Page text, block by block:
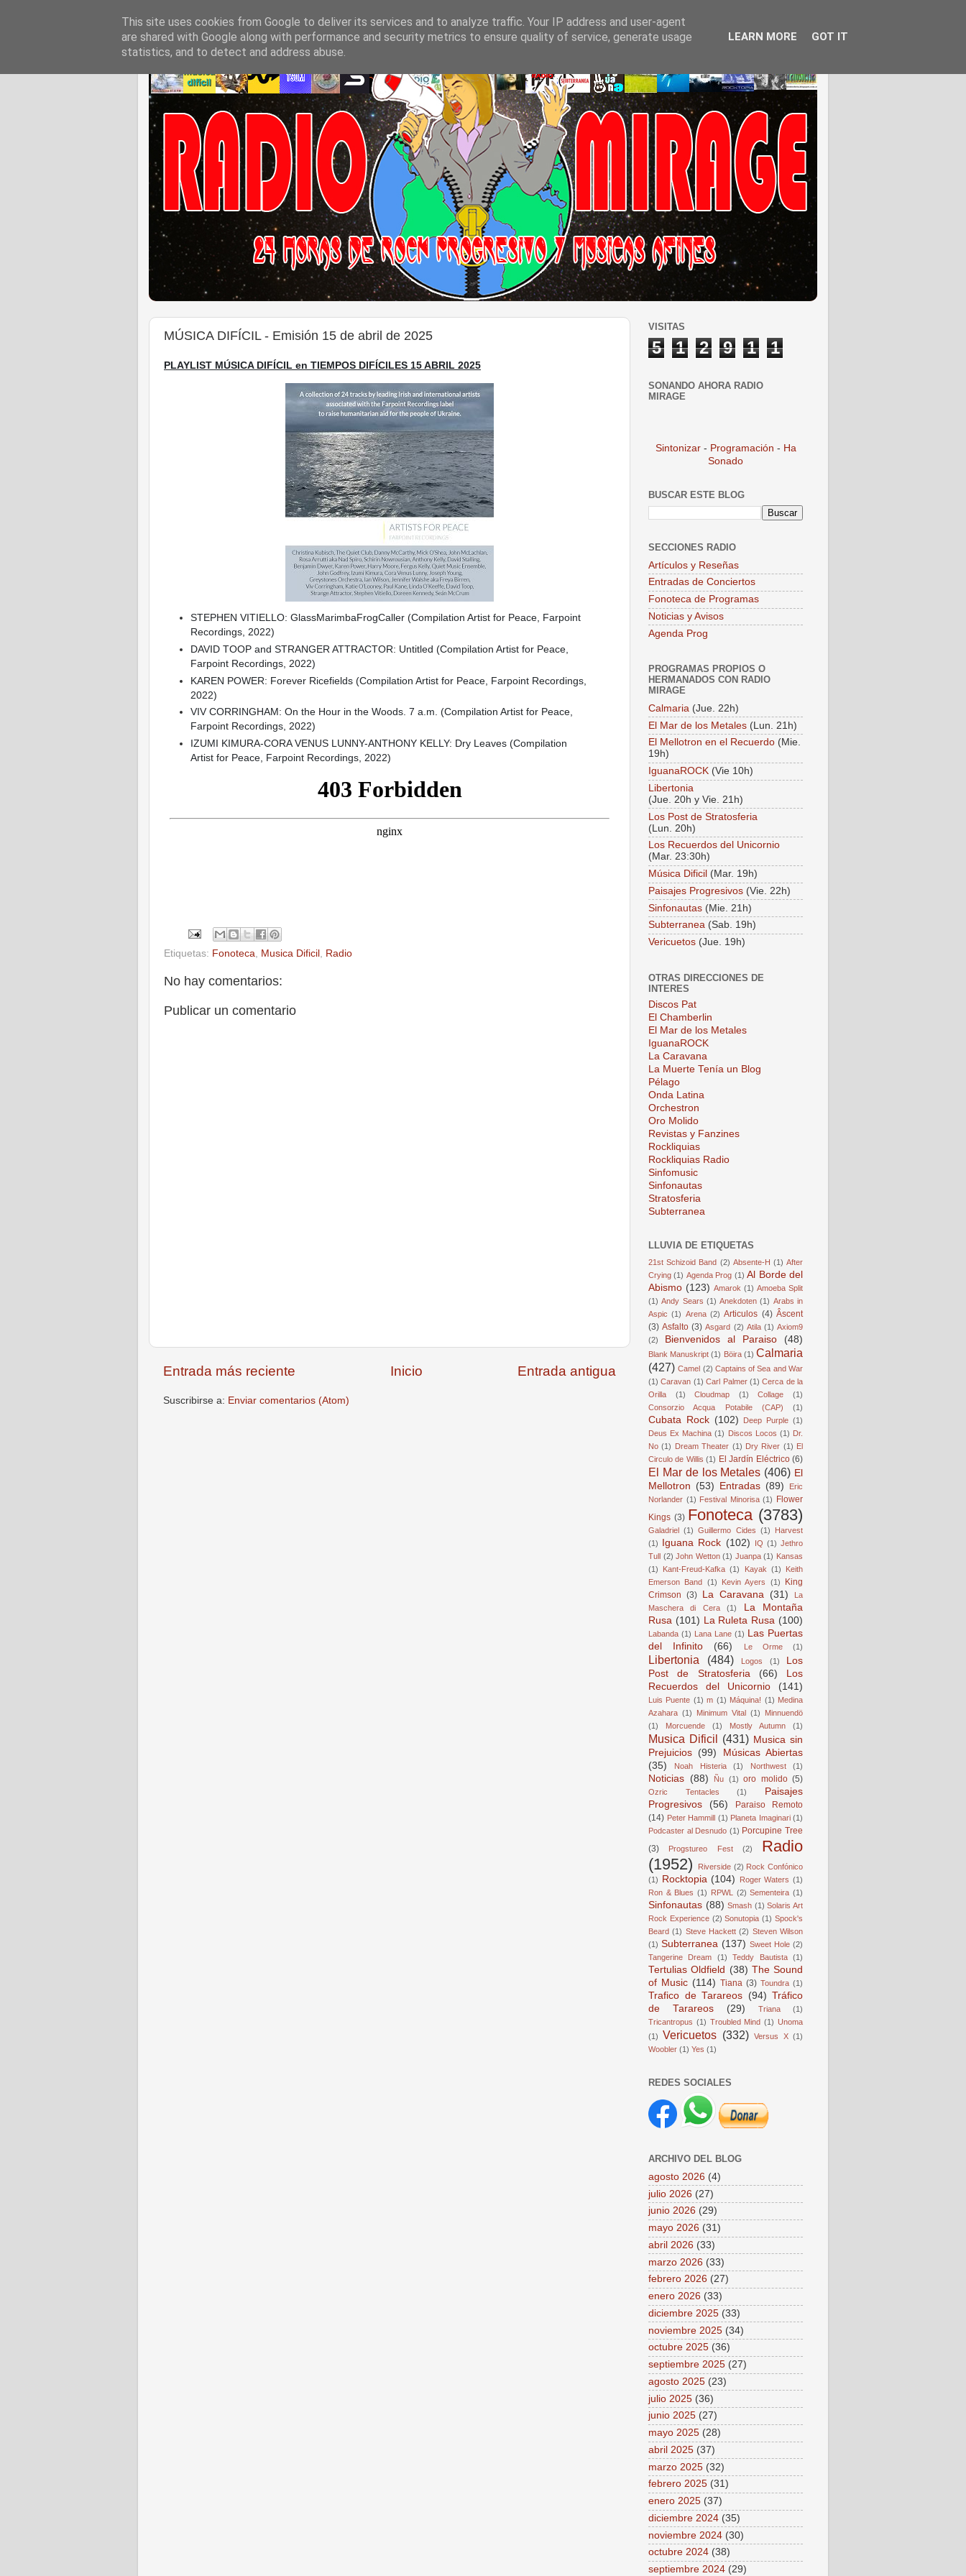
MÚSICA DIFÍCIL - Emisión 15 de abril de 2025
PLAYLIST MÚSICA DIFÍCIL en TIEMPOS DIFÍCILES 15 ABRIL 2025
STEPHEN VITIELLO: GlassMarimbaFrogCaller (Compilation Artist for Peace, Farpoint
Recordings, 2022)
DAVID TOOP and STRANGER ATTRACTOR: Untitled (Compilation Artist for Peace,
Farpoint Recordings, 2022)
KAREN POWER: Forever Ricefields (Compilation Artist for Peace, Farpoint Recordings,
2022)
VIV CORRINGHAM: On the Hour in the Woods. 7 a.m. (Compilation Artist for Peace,
Farpoint Recordings, 2022)
IZUMI KIMURA-CORA VENUS LUNNY-ANTHONY KELLY: Dry Leaves (Compilation
Artist for Peace, Farpoint Recordings, 2022)
Etiquetas: Fonoteca, Musica Dificil , Radio
No hay comentarios:
Publicar un comentario
Entrada más reciente Entrada antigua
Inicio
Suscribirse a: Enviar comentarios (Atom)
VISITAS
5 1 2 9 1 1
SONANDO AHORA RADIO
MIRAGE
Sintonizar - Programación - Ha
Sonado
BUSCAR ESTE BLOG
SECCIONES RADIO
Artículos y Reseñas
Entradas de Conciertos
Fonoteca de Programas
Noticias y Avisos
Agenda Prog
PROGRAMAS PROPIOS O
HERMANADOS CON RADIO
MIRAGE
Calmaria (Jue. 22h)
El Mar de los Metales (Lun. 21h)
El Mellotron en el Recuerdo (Mie.
19h)
IguanaROCK (Vie 10h)
Libertonia
(Jue. 20h y Vie. 21h)
Los Post de Stratosferia
(Lun. 20h)
Los Recuerdos del Unicornio
(Mar. 23:30h)
Música Dificil (Mar. 19h)
Paisajes Progresivos (Vie. 22h)
Sinfonautas (Mie. 21h)
Subterranea (Sab. 19h)
Vericuetos (Jue. 19h)
OTRAS DIRECCIONES DE
INTERES
Discos Pat
El Chamberlin
El Mar de los Metales
IguanaROCK
La Caravana
La Muerte Tenía un Blog
Pélago
Onda Latina
Orchestron
Oro Molido
Revistas y Fanzines
Rockliquias
Rockliquias Radio
Sinfomusic
Sinfonautas
Stratosferia
Subterranea
LLUVIA DE ETIQUETAS
21st Schizoid Band (2) Absente-H (1) After
Crying (1) Agenda Prog (1) Al Borde del
Abismo (123) Amarok (1) Amoeba Split
(1) Andy Sears (1) Anekdoten (1) Arabs in
Aspic (1) Arena (2) Articulos (4) Âscent
(3) Asfalto (3) Asgard (2) Atila (1) Axiom9
(2)
Bienvenidos al Paraiso (48)
Blank Manuskript (1) Böira (1) Calmaria
(427) Camel (2) Captains of Sea and War
(1) Caravan (1) Carl Palmer (1) Cerca de la
Orilla
(1) Cloudmap (1) Collage
(1)
Consorzio Acqua Potabile (CAP)
(1)
Cubata Rock (102) Deep Purple (1)
Deus Ex Machina (1) Discos Locos (1) Dr.
No (1) Dream Theater (1) Dry River (1) El
Circulo de Willis (1) El Jardín Eléctrico (6)
El Mar de los Metales (406) El
Mellotron (53) Entradas (89)
Eric
Norlander (1) Festival Minorisa (1) Flower
Kings (3) Fonoteca (3783)
Galadriel (1) Guillermo Cides (1)
Harvest
(1) Iguana Rock (102) IQ (1) Jethro
Tull (2) John Wetton (1) Juanpa (1) Kansas
(1)
Kant-Freud-Kafka (1) Kayak (1)
Keith
Emerson Band (1) Kevin Ayers (1)
King
Crimson (3) La Caravana (31)
La
Maschera di Cera
(1)
La Montaña
Rusa (101) La Ruleta Rusa (100)
Labanda (1) Lana Lane (1) Las Puertas
del Infinito
(66) Le Orme (1)
Libertonia (484) Logos (1)
Los
Post de Stratosferia
(66)
Los
Recuerdos del Unicornio
(141)
Luis Puente (1) m (1) Máquina! (1) Medina
Azahara (1) Minimum Vital (1)
Minnuendö
(1)
Morcuende (1) Mostly Autumn (1)
Musica Dificil (431) Musica sin
Prejuicios (99)
Músicas Abiertas
(35)
Noah Histeria (1) Northwest (1)
Noticias (88) Ñu (1) oro molido (5)
Ozric Tentacles (1)
Paisajes
Progresivos
(56)
Paraiso Remoto
(14) Peter Hammill (1) Planeta Imaginari (1)
Podcaster al Desnudo (1) Porcupine Tree
(3)
Progstureo Fest (2)
Radio
(1952)
Riverside (2) Rock Confónico
(1) Rocktopia (104) Roger Waters (1)
Ron & Blues (1) RPWL (2) Sementeira (1)
Sinfonautas (88) Smash (1) Solaris Art
Rock Experience (2) Sonutopia (1) Spock's
Beard (1) Steve Hackett (2) Steven Wilson
(1) Subterranea (137) Sweet Hole (2)
Tangerine Dream
(1) Teddy Bautista (1)
Tertulias Oldfield (38) The Sound
of Music (114) Tiana (3) Toundra (1)
Trafico de Tarareos (94) Tráfico
de Tarareos
(29) Triana
(1)
Tricantropus (1) Troubled Mind (1) Unoma
(1)
Vericuetos (332) Versus X (1)
Woobler (1) Yes (1)
REDES SOCIALES
ARCHIVO DEL BLOG
agosto 2026 (4)
julio 2026 (27)
junio 2026 (29)
mayo 2026 (31)
abril 2026 (33)
marzo 2026 (33)
febrero 2026 (27)
enero 2026 (33)
diciembre 2025 (33)
noviembre 2025 (34)
octubre 2025 (36)
septiembre 2025 (27)
agosto 2025 (23)
julio 2025 (36)
junio 2025 (27)
mayo 2025 (28)
abril 2025 (37)
marzo 2025 (32)
febrero 2025 (31)
enero 2025 (37)
diciembre 2024 (35)
noviembre 2024 (30)
octubre 2024 (38)
septiembre 2024 (29)
This site uses cookies from Google to deliver its services and to analyze traffic. Your IP address and user-agent
are shared with Google along with performance and security metrics to ensure quality of service, generate usage
statistics, and to detect and address abuse.
LEARN MORE GOT IT